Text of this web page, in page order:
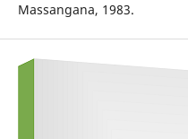
Massangana, 1983.